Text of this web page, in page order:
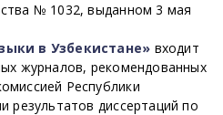
№ 1032, выданном 3 мая
в Узбекистане» входит
журналов, рекомендованных
Республики
результатов диссертаций по